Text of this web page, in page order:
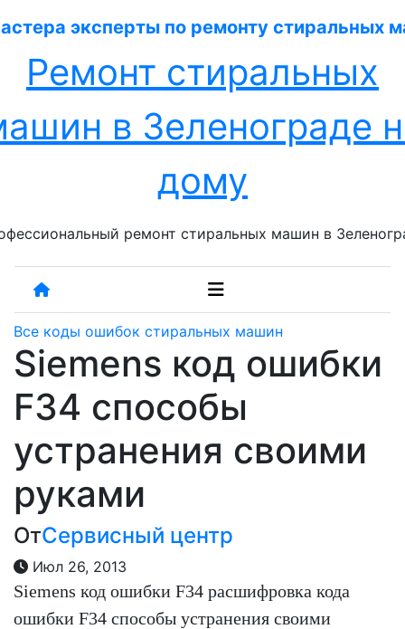
к
Ремонт стиральных
в Зеленограде
дому
ремонт стиральных машин в
Все коды ошибок стиральных машин
Siemens код ошибки
F34 способы
устранения своими
руками
ОтСервисный центр
Июл 26, 2013
Siemens код ошибки F34 расшифровка кода
ошибки F34 способы устранения своими